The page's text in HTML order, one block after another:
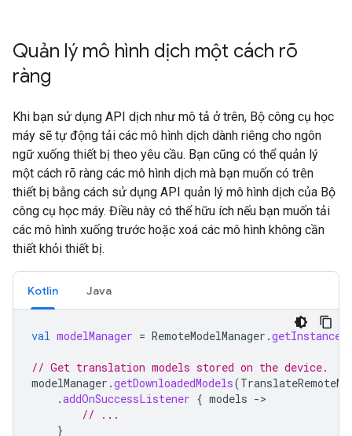
Quản lý mô hình dịch một cách rõ
ràng
Khi bạn sử dụng API dịch như mô tả ở trên, Bộ công cụ học
máy sẽ tự động tải các mô hình dịch dành riêng cho ngôn
ngữ xuống thiết bị theo yêu cầu. Bạn cũng có thể quản lý
một cách rõ ràng các mô hình dịch mà bạn muốn có trên
thiết bị bằng cách sử dụng API quản lý mô hình dịch của Bộ
công cụ học máy. Điều này có thể hữu ích nếu bạn muốn tải
các mô hình xuống trước hoặc xoá các mô hình không cần
thiết khỏi thiết bị.
Kotlin Java
val modelManager = RemoteModelManager .getInstance
// Get translation models stored on the device.
modelManager .getDownloadedModels(
.addOnSuccessListener { models ->
// ...
}